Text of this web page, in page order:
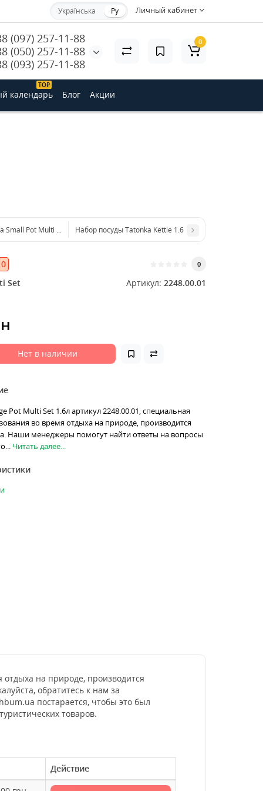
Личный кабинет
Українська Ру
(097) 257-11-88
(050) 257-11-88
(093) 257-11-88
0
ТОP
календарь Блог Акции
Small Pot Multi Set 1.4 лНабор посуды Tatonka Kettle 1.6
0 0
Set Артикул: 2248.00.01
Нет в наличии
Pot Multi Set 1.6л артикул 2248.00.01, специальная
во время отдыха на природе, производится
Наши менеджеры помогут найти ответы на вопросы
Читать далее...
отдыха на природе, производится
обратитесь к нам за
постарается, чтобы это был
товаров.
Действие